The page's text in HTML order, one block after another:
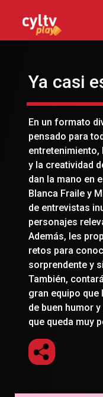
Ya casi
En un formato
pensado para
y la creatividad
dan la mano en
Blanca Fraile y
de entrevistas
personajes
Además, les
retos para
sorprendente y
También,
gran equipo que
de buen humor
que queda muy